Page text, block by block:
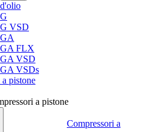
d'olio
G
G VSD
GA
GA FLX
GA VSD
GA VSDs
pistone
a pistone
Compressori a